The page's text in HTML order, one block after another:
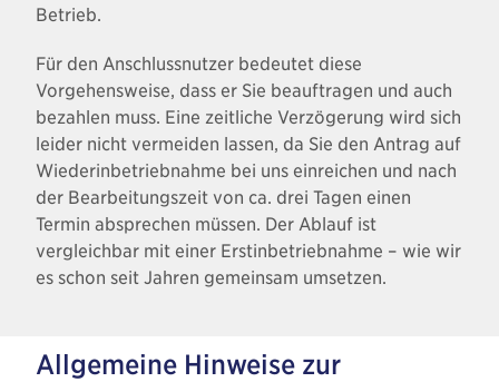
Betrieb.
Für den Anschlussnutzer bedeutet diese
Vorgehensweise, dass er Sie beauftragen und auch
bezahlen muss. Eine zeitliche Verzögerung wird sich
leider nicht vermeiden lassen, da Sie den Antrag auf
Wiederinbetriebnahme bei uns einreichen und nach
der Bearbeitungszeit von ca. drei Tagen einen
Termin absprechen müssen. Der Ablauf ist
vergleichbar mit einer Erstinbetriebnahme – wie wir
es schon seit Jahren gemeinsam umsetzen.
Allgemeine Hinweise zur